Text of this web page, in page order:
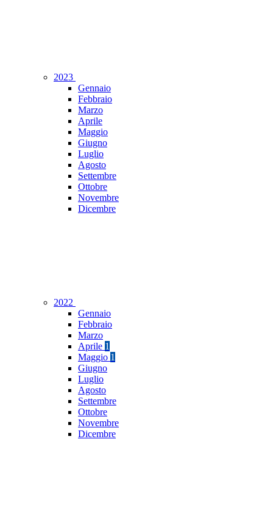
2023
Gennaio
Febbraio
Marzo
Aprile
Maggio
Giugno
Luglio
Agosto
Settembre
Ottobre
Novembre
Dicembre
2022
Gennaio
Febbraio
Marzo
Aprile 1
Maggio 1
Giugno
Luglio
Agosto
Settembre
Ottobre
Novembre
Dicembre